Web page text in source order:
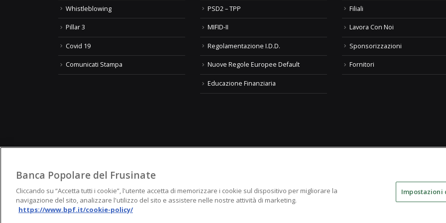
Whistleblowing
Pillar 3
Covid 19
Comunicati Stampa
PSD2 – TPP
MIFID-II
Regolamentazione I.D.D.
Nuove Regole Europee Default
Educazione Finanziaria
Filiali
Lavora Con Noi
Sponsorizzazioni
Fornitori
© Banca Popolare del Frusinate
Banca Popolare del Frusinate
Cliccando su “Accetta tutti i cookie”, l'utente accetta di memorizzare i cookie sul dispositivo per migliorare la
navigazione del sito, analizzare l'utilizzo del sito e assistere nelle nostre attività di marketing.
https://www.bpf.it/cookie-policy/
Impostazioni